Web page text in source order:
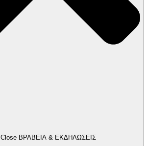
Close ΒΡΑΒΕΙΑ & ΕΚΔΗΛΩΣΕΙΣ